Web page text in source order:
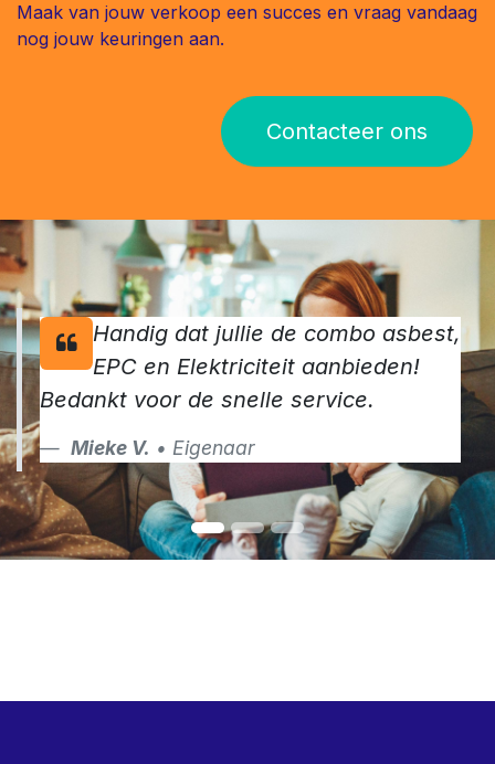
Maak van jouw verkoop een succes en vraag vandaag
nog jouw keuringen aan.
Contacteer ons
Handig dat jullie de combo asbest,
EPC en Elektriciteit aanbieden!
Bedankt voor de snelle service.
Mieke V. • Eigenaar